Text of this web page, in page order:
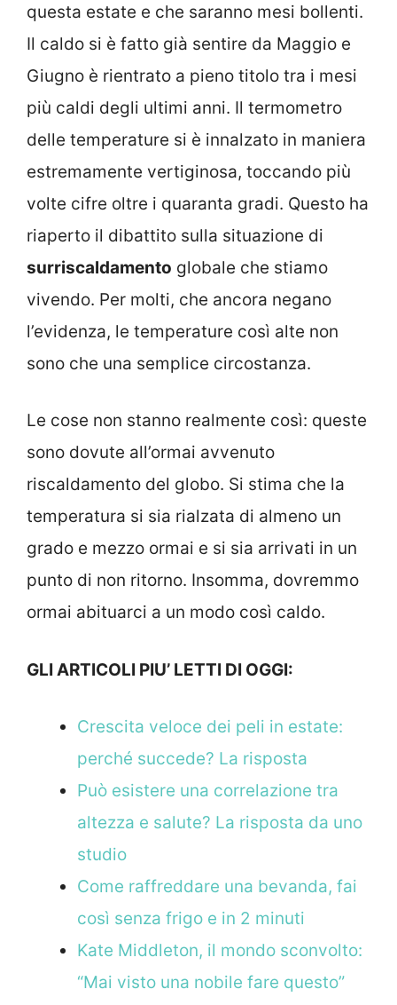
questa estate e che saranno mesi bollenti.
Il caldo si è fatto già sentire da Maggio e
Giugno è rientrato a pieno titolo tra i mesi
più caldi degli ultimi anni. Il termometro
delle temperature si è innalzato in maniera
estremamente vertiginosa, toccando più
volte cifre oltre i quaranta gradi. Questo ha
riaperto il dibattito sulla situazione di
surriscaldamento globale che stiamo
vivendo. Per molti, che ancora negano
l’evidenza, le temperature così alte non
sono che una semplice circostanza.
Le cose non stanno realmente così: queste
sono dovute all’ormai avvenuto
riscaldamento del globo. Si stima che la
temperatura si sia rialzata di almeno un
grado e mezzo ormai e si sia arrivati in un
punto di non ritorno. Insomma, dovremmo
ormai abituarci a un modo così caldo.
GLI ARTICOLI PIU’ LETTI DI OGGI:
Crescita veloce dei peli in estate:
perché succede? La risposta
Può esistere una correlazione tra
altezza e salute? La risposta da uno
studio
Come raffreddare una bevanda, fai
così senza frigo e in 2 minuti
Kate Middleton, il mondo sconvolto:
“Mai visto una nobile fare questo”